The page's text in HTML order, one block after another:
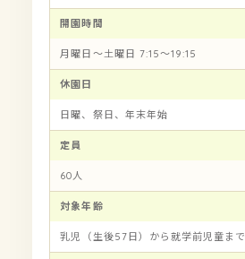
開園時間
月曜日～土曜日 7:15～19:15
休園日
日曜、祭日、年末年始
定員
60人
対象年齢
乳児（生後57日）から就学前児童まで